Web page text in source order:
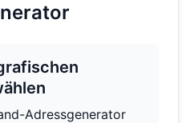
Adressgenerator